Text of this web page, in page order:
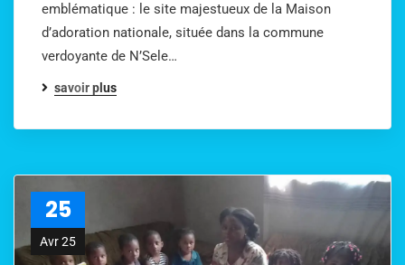
emblématique : le site majestueux de la Maison
d’adoration nationale, située dans la commune
verdoyante de N’Sele…
savoir plus
25
Avr 25